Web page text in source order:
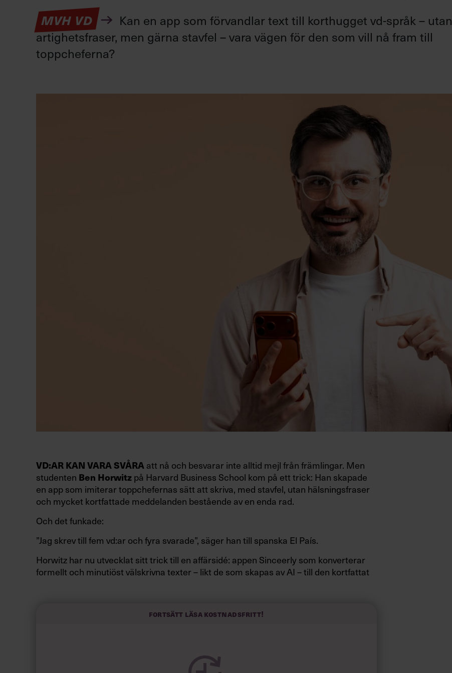
MVH VD
Kan en app som förvandlar text till korthugget vd-språk – utan
artighetsfraser, men gärna stavfel – vara vägen för den som vill nå fram till
toppcheferna?
VD:AR KAN VARA SVÅRA att nå och besvarar inte alltid mejl från främlingar. Men
studenten Ben Horwitz på Harvard Business School kom på ett trick: Han skapade
en app som imiterar toppchefernas sätt att skriva, med stavfel, utan hälsningsfraser
och mycket kortfattade meddelanden bestående av en enda rad.
Och det funkade:
”Jag skrev till fem vd:ar och fyra svarade”, säger han till spanska El País.
Horwitz har nu utvecklat sitt trick till en affärsidé: appen Sinceerly som konverterar
formellt och minutiöst välskrivna texter – likt de som skapas av AI – till den kortfattat
Fortsätt läsa kostnadsfritt!